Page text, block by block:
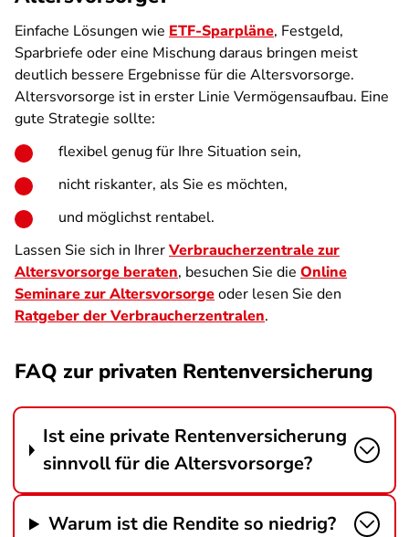
Einfache Lösungen wie ETF-Sparpläne, Festgeld,
Sparbriefe oder eine Mischung daraus bringen meist
deutlich bessere Ergebnisse für die Altersvorsorge.
Altersvorsorge ist in erster Linie Vermögensaufbau. Eine
gute Strategie sollte:
flexibel genug für Ihre Situation sein,
nicht riskanter, als Sie es möchten,
und möglichst rentabel.
Lassen Sie sich in IhrerVerbraucherzentrale zur
Altersvorsorge beraten, besuchen Sie die Online
Seminare zur Altersvorsorgeoder lesen Sie den
Ratgeber der Verbraucherzentralen.
FAQ zur privaten Rentenversicherung
Ist eine private Rentenversicherung
sinnvoll für die Altersvorsorge?
Warum ist die Rendite so niedrig?